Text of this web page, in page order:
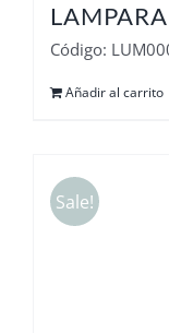
Código:
Añadir al carrito
Sale!